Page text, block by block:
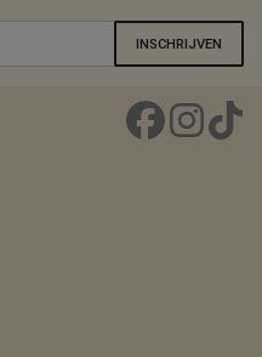
INSCHRIJVEN